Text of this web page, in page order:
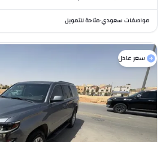
مواصفات سعودي•متاحة للتمويل
سعر عادل